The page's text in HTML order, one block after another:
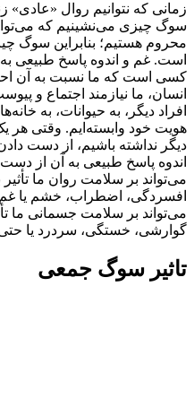
زمانی که نتوانیم روال «عادی»
سوگ چیزی می‌نشینیم که
محروم هستیم؛ بنابراین سوگ
است. غم و اندوه پاسخ طبیعی
کسی است که ما نسبت به آن
انسان، ما نیازمند اجتماع و
افراد دیگر، به حیوانات، به
هویت خود وابسته‌ایم. وقتی هر یک
دیگر نداشته باشیم، از دست
اندوه پاسخ طبیعی به آن از
می‌تواند بر سلامت روان ما
افسردگی، اضطراب، خشم یا
می‌تواند بر سلامت جسمانی ما
گوارشی، خستگی، سردرد یا
تاثیر سوگ جمعی